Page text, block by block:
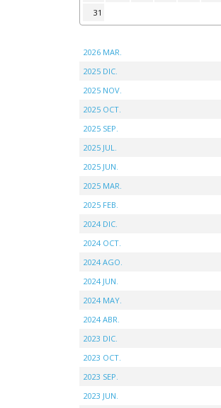
31
2026 MAR.
2025 DIC.
2025 NOV.
2025 OCT.
2025 SEP.
2025 JUL.
2025 JUN.
2025 MAR.
2025 FEB.
2024 DIC.
2024 OCT.
2024 AGO.
2024 JUN.
2024 MAY.
2024 ABR.
2023 DIC.
2023 OCT.
2023 SEP.
2023 JUN.